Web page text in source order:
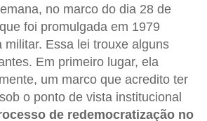
no marco do dia 28 de
foi promulgada em 1979
militar. Essa lei trouxe alguns
Em primeiro lugar, ela
um marco que acredito ter
o ponto de vista institucional
de redemocratização no